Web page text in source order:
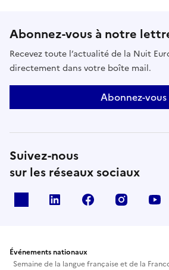
Abonnez-vous à notre
Recevez toute l’actualité de la Nuit
directement dans votre boîte mail.
Abonnez-vous
Suivez-nous
sur les réseaux sociaux
Linkedin Facebook
Événements nationaux
Semaine de la langue française et de la